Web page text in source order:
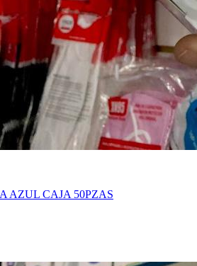
AZUL CAJA 50PZAS